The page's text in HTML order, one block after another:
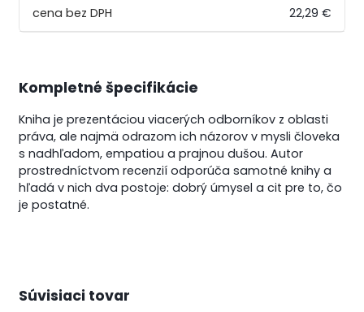
22,29 €
Kompletné špecifikácie
Kniha je prezentáciou viacerých odborníkov z oblasti
práva, ale najmä odrazom ich názorov v mysli človeka
s nadhľadom, empatiou a prajnou dušou. Autor
prostredníctvom recenzií odporúča samotné knihy a
hľadá v nich dva postoje: dobrý úmysel a cit pre to, čo
je postatné.
Súvisiaci tovar